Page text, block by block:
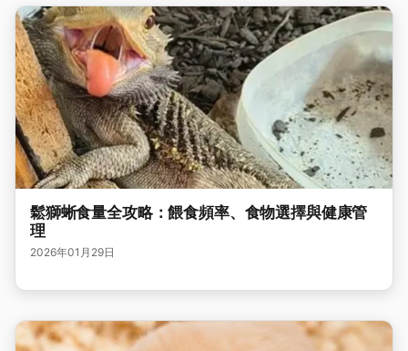
鬆獅蜥食量全攻略：餵食頻率、食物選擇與健康管
理
2026年01月29日